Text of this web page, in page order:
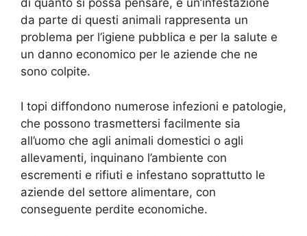
di quanto si possa pensare, e un’infestazione
da parte di questi animali rappresenta un
problema per l’igiene pubblica e per la salute e
un danno economico per le aziende che ne
sono colpite.
I topi diffondono numerose infezioni e patologie,
che possono trasmettersi facilmente sia
all’uomo che agli animali domestici o agli
allevamenti, inquinano l’ambiente con
escrementi e rifiuti e infestano soprattutto le
aziende del settore alimentare, con
conseguente perdite economiche.